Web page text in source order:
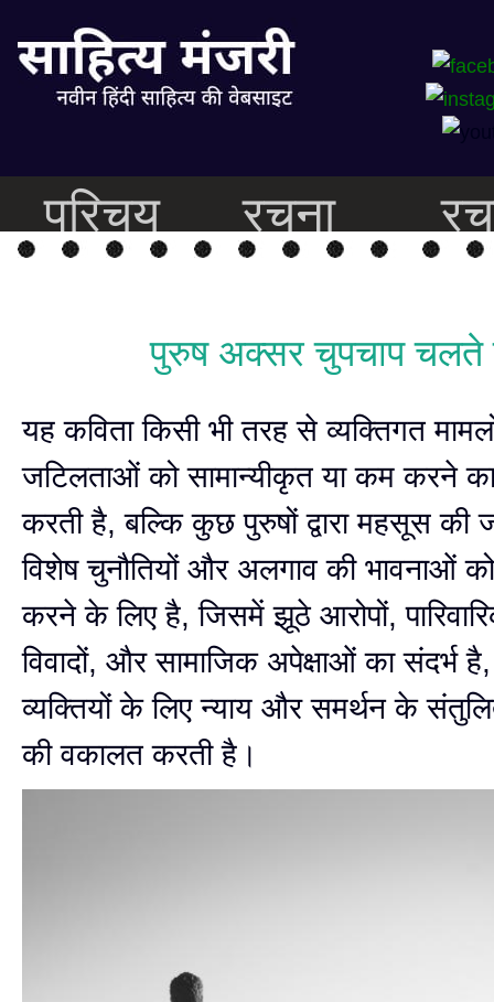
परिचय रचना
पुरुष अक्सर चुपचाप चलते
यह कविता किसी भी तरह से व्यक्तिगत
जटिलताओं को सामान्यीकृत या कम करने
करती है, बल्कि कुछ पुरुषों द्वारा महसूस की
विशेष चुनौतियों और अलगाव की भावनाओं
करने के लिए है, जिसमें झूठे आरोपों,
विवादों, और सामाजिक अपेक्षाओं का संदर्भ
व्यक्तियों के लिए न्याय और समर्थन के
की वकालत करती है।